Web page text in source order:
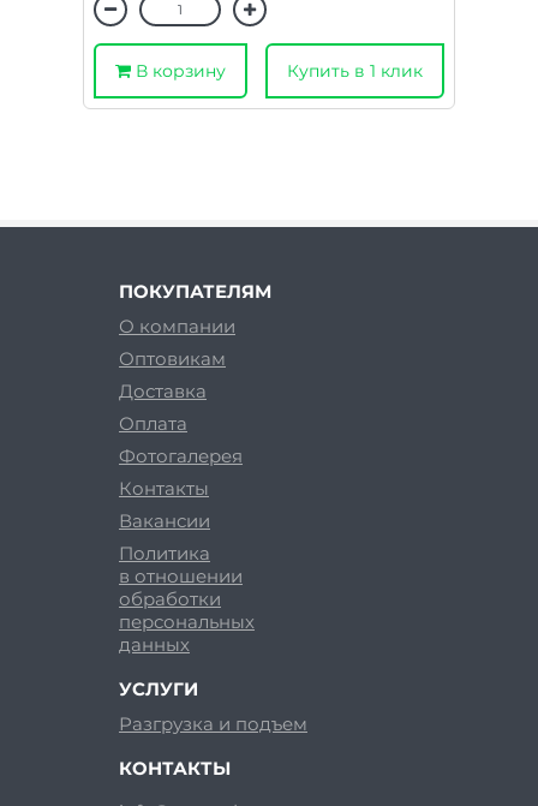
В корзину Купить в 1 клик
ПОКУПАТЕЛЯМ
О компании
Оптовикам
Доставка
Оплата
Фотогалерея
Контакты
Вакансии
Политика
в отношении
обработки
персональных
данных
УСЛУГИ
Разгрузка и подъем
КОНТАКТЫ